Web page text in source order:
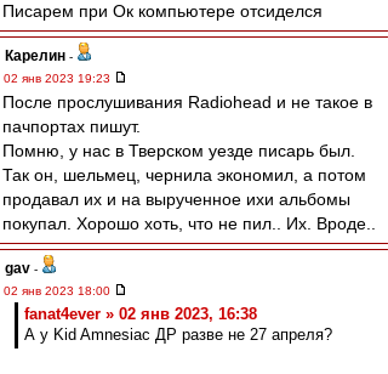
Писарем при Ок компьютере отсиделся
Карелин -
02 янв 2023 19:23
После прослушивания Radiohead и не такое в
пачпортах пишут.
Помню, у нас в Тверском уезде писарь был.
Так он, шельмец, чернила экономил, а потом
продавал их и на вырученное ихи альбомы
покупал. Хорошо хоть, что не пил.. Их. Вроде..
gav -
02 янв 2023 18:00
fanat4ever » 02 янв 2023, 16:38
А у Kid Amnesiac ДР разве не 27 апреля?